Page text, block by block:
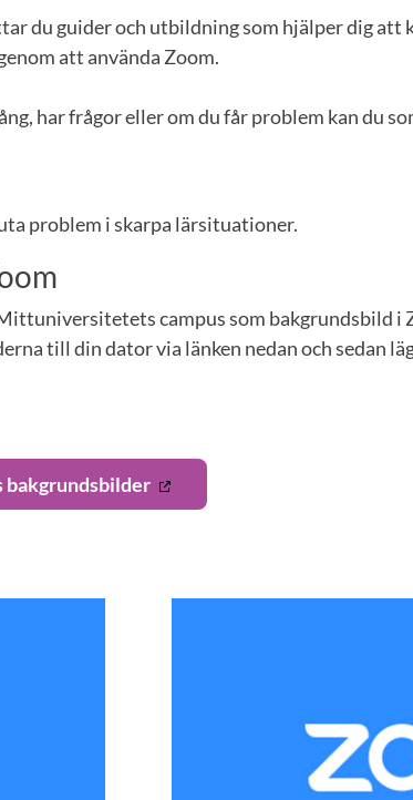
du guider och utbildning som hjälper dig att
att använda Zoom.
har frågor eller om du får problem kan du
problem i skarpa lärsituationer.
campus som bakgrundsbild i
till din dator via länken nedan och sedan